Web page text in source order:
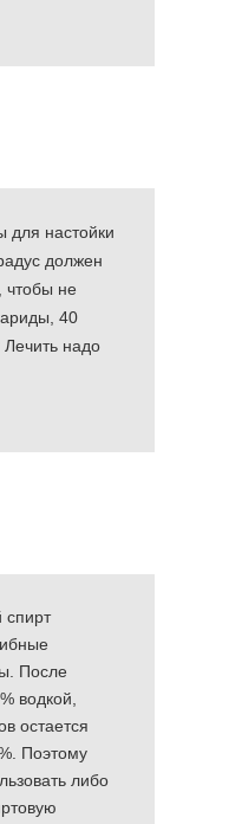
для настойки
должен
чтобы не
40
Лечить надо
спирт
После
водкой,
остается
Поэтому
либо